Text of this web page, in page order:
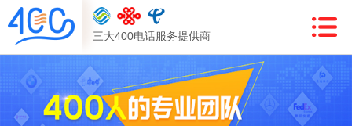
三大400电话服务提供商